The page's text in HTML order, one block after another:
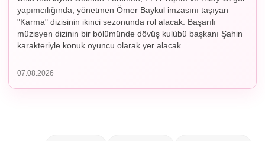
yapımcılığında, yönetmen Ömer Baykul imzasını taşıyan
"Karma" dizisinin ikinci sezonunda rol alacak. Başarılı
müzisyen dizinin bir bölümünde dövüş kulübü başkanı Şahin
karakteriyle konuk oyuncu olarak yer alacak.
07.08.2026